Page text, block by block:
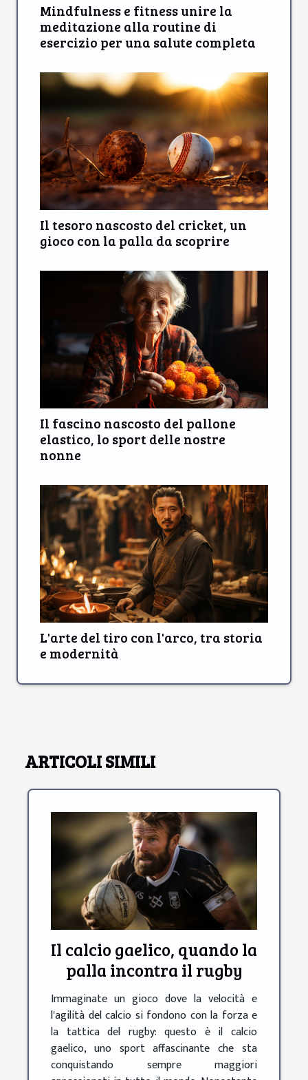
Mindfulness e fitness unire la
meditazione alla routine di
esercizio per una salute completa
Il tesoro nascosto del cricket, un
gioco con la palla da scoprire
Il fascino nascosto del pallone
elastico, lo sport delle nostre
nonne
L'arte del tiro con l'arco, tra storia
e modernità
ARTICOLI SIMILI
Il calcio gaelico, quando la
palla incontra il rugby
Immaginate un gioco dove la velocità e
l'agilità del calcio si fondono con la forza e
la tattica del rugby: questo è il calcio
gaelico, uno sport affascinante che sta
conquistando sempre maggiori